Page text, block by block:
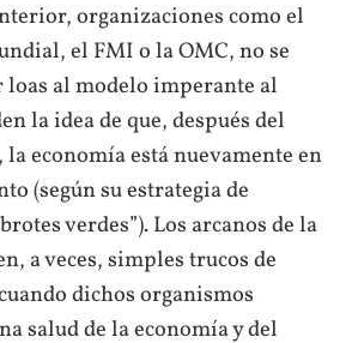
organizaciones como el
el FMI o la OMC, no se
loas al modelo imperante al
la idea de que, después del
la economía está nuevamente en
(según su estrategia de
verdes”). Los arcanos de la
a veces, simples trucos de
dichos organismos
salud de la economía y del